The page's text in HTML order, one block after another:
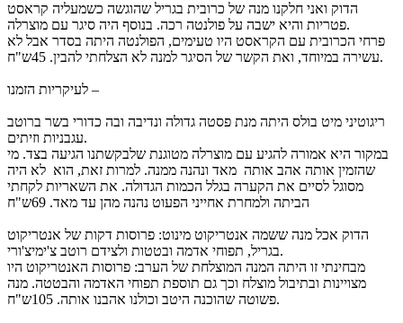
הדוק ואני חלקנו מנה של כרובית בגריל שהוגשה כשמעליה קראסט
פטריות והיא ישבה על פולנטה רכה. בנוסף היה סיגר עם מוצרלה.
פרחי הכרובית עם הקראסט היו טעימים, הפולנטה היתה בסדר אבל לא
עשירה במיוחד, ואת הקשר של הסיגר למנה לא הצלחתי להבין. 45ש"ח.
לעיקריות הזמנו –
ריגוטיני מיט בולס היתה מנת פסטה גדולה ונדיבה ובה כדורי בשר ברוטב
עגבניות וזיתים.
במקור היא אמורה להגיע עם מוצרלה מטוגנת שלבקשתנו הגיעה בצד. מי
שהזמין אותה אהב אותה מאד ונהנה ממנה. למרות זאת, הוא לא היה
מסוגל לסיים את הקערה בגלל הכמות הגדולה. את השאריות לקחתי
הביתה ולמחרת אחייני הפעוט נהנה מהן עד מאד. 69ש"ח
הדוק אכל מנה ששמה אנטריקוט מינוט: פרוסות דקות של אנטריקוט
בגריל, תפוחי אדמה ובטטות ולצידם רוטב צ'ימיצ'ורי.
מבחינתי זו היתה המנה המוצלחת של הערב: פרוסות האנטריקוט היו
מצויינות ובתיבול מוצלח וכך גם תוספת תפוחי האדמה והבטטה. מנה
פשוטה שהוכנה היטב וכולנו אהבנו אותה. 105ש"ח.